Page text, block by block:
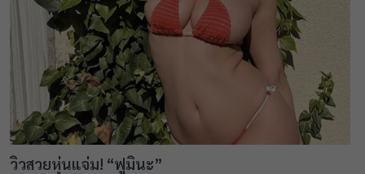
วิวสวยหุ่นแจ่ม! “ฟูมินะ”